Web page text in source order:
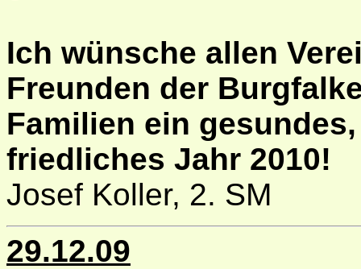
Ich wünsche allen
Freunden der
Familien ein
friedliches Jahr 2010!
Josef Koller, 2. SM
29.12.09